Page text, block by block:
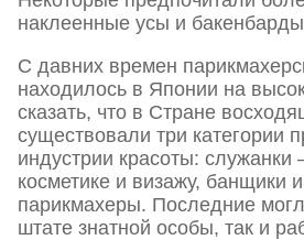
наклеенные усы и
С давних времен
находилось в Японии на
сказать, что в Стране
существовали три категории
индустрии красоты: служанки
косметике и визажу, банщики
парикмахеры. Последние
штате знатной особы, так и